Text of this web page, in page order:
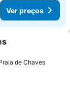
Ver preços
favoritos
de Chaves